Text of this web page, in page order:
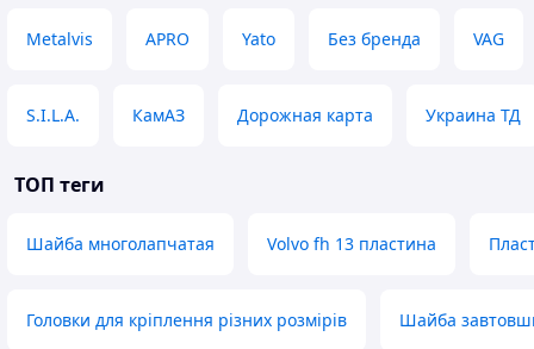
Metalvis APRO Yato Без бренда VAG
S.I.L.A. КамАЗ Дорожная карта Украина ТД
ТОП теги
Шайба многолапчатая Volvo fh 13 пластина
Головки для кріплення різних розмірів Шайба